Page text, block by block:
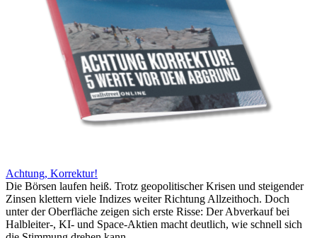
Achtung, Korrektur!
Die Börsen laufen heiß. Trotz geopolitischer Krisen und steigender
Zinsen klettern viele Indizes weiter Richtung Allzeithoch. Doch
unter der Oberfläche zeigen sich erste Risse: Der Abverkauf bei
Halbleiter-, KI- und Space-Aktien macht deutlich, wie schnell sich